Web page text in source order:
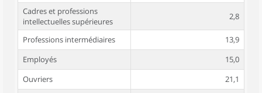
Cadres et professions
intellectuelles supérieures
2,8
Professions intermédiaires
13,9
Employés
15,0
Ouvriers
21,1